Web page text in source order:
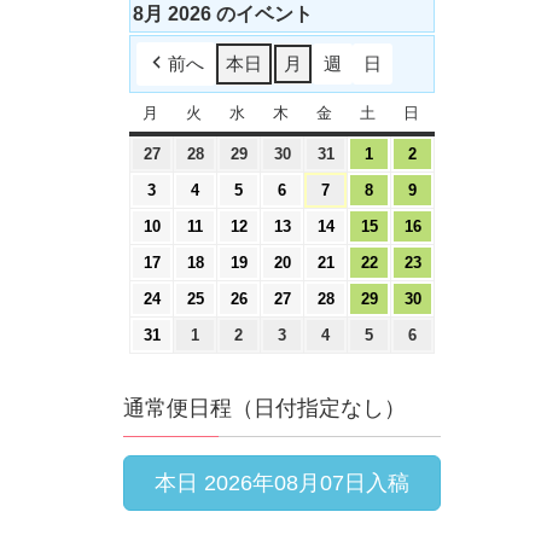
8月 2026 のイベント
前へ 本日 月 週 日
月 火 水 木 金 土 日
27 28 29 30 31 1
2
3
4 5 6 7 8
9
10
11 12 13 14 15
16
17
18 19 20 21 22
23
24
25 26 27 28 29
30
31
1 2 3 4 5 6
通常便日程（日付指定なし）
本日 2026年08月07日入稿